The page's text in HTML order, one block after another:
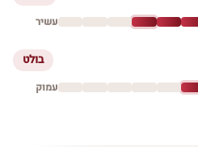
עשיר
בולט
עמוק